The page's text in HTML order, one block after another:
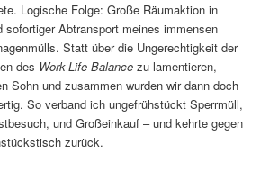
Logische Folge: Große Räumaktion in
sofortiger Abtransport meines immensen
Statt über die Ungerechtigkeit der
des Work-Life-Balance zu lamentieren,
Sohn und zusammen wurden wir dann doch
So verband ich ungefrühstückt Sperrmüll,
und Großeinkauf – und kehrte gegen
zurück.